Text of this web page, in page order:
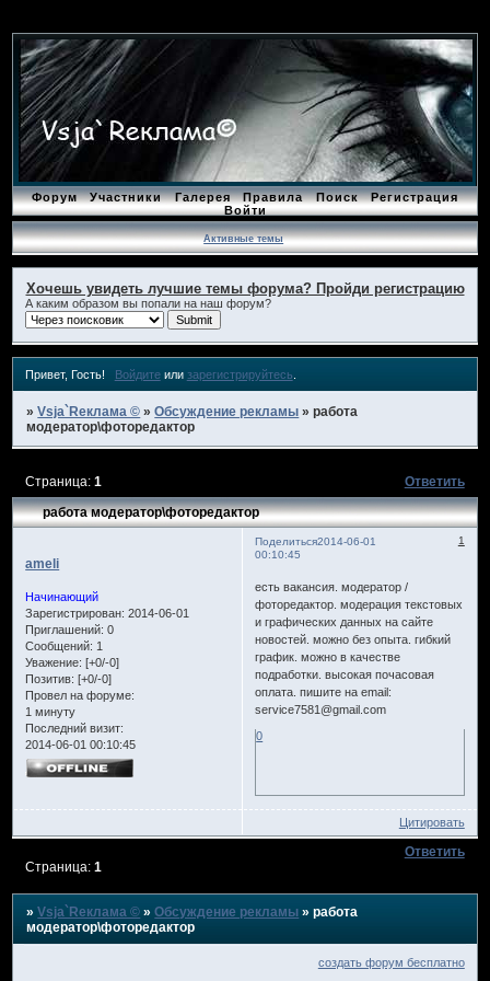
Форум Участники Галерея Правила Поиск
Регистрация
Войти
Активные темы
Хочешь увидеть лучшие темы форума? Пройди регистрацию
А каким образом вы попали на наш форум?
Привет, Гость! Войдитеили зарегистрируйтесь
»Vsja`Rеклама © »Обсуждение рекламы »работа
модератор\фоторедактор
работа модератор\фоторедактор
Страница:1 Ответить
Поделиться 1
2014-06-01
00:10:45
ameli
Начинающий
Зарегистрирован: 2014-06-01
Приглашений: 0
Сообщений: 1
Уважение: [+0/-0]
Позитив: [+0/-0]
Провел на форуме:
1 минуту
Последний визит:
2014-06-01 00:10:45
есть вакансия. модератор /
фоторедактор. модерация текстовых
и графических данных на сайте
новостей. можно без опыта. гибкий
график. можно в качестве
подработки. высокая почасовая
оплата. пишите на email:
service7581@gmail.com
0
Цитировать
Ответить
Страница:1
»Vsja`Rеклама © »Обсуждение рекламы »работа
модератор\фоторедактор
создать форум бесплатно